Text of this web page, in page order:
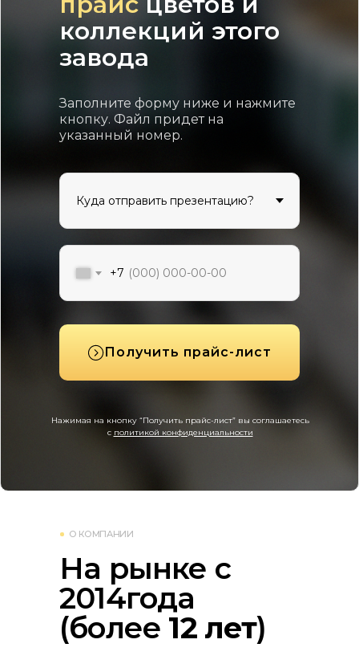
Заполните форму ниже и нажмите
кнопку. Файл придет на
указанный номер.
Получить прайс-лист
Нажимая на кнопку “Получить прайс-лист” вы соглашаетесь
с политикой конфиденциальности
коллекций этого
завода
+7
На рынке с
2014года
(более 12 лет)
О КОМПАНИИ